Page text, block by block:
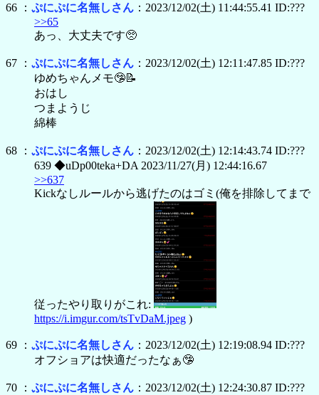
66 ： ぷにぷに名無しさん ：2023/12/02(土) 11:44:55.41 ID:???
>>65
あっ、大丈夫です🥺
67 ： ぷにぷに名無しさん ：2023/12/02(土) 12:11:47.85 ID:???
ゆめちゃんメモ🤥📝
おはし
つまようじ
綿棒
68 ： ぷにぷに名無しさん ：2023/12/02(土) 12:14:43.74 ID:???
639 ◆uDp00teka+DA 2023/11/27(月) 12:44:16.67
>>637
Kickなしルールから逃げたのはゴミ(俺を排除してまで
従ったやり取りがこれ:
https://i.imgur.com/tsTvDaM.jpeg )
69 ： ぷにぷに名無しさん ：2023/12/02(土) 12:19:08.94 ID:???
オフショアは快適だったなぁ🤥
70 ： ぷにぷに名無しさん ：2023/12/02(土) 12:24:30.87 ID:???